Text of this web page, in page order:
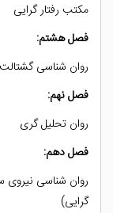
مکتب رفتار گرایی
فصل هشتم:
روان شناسی گشتالت
فصل نهم:
روان تحلیل گری
فصل دهم:
روان شناسی نیروی
گرایی)